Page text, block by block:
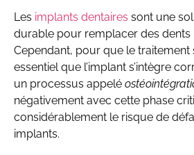
Les implants dentaires sont une
durable pour remplacer des dents
Cependant, pour que le traitement
essentiel que l’implant s’intègre
un processus appelé
négativement avec cette phase
considérablement le risque de
implants.